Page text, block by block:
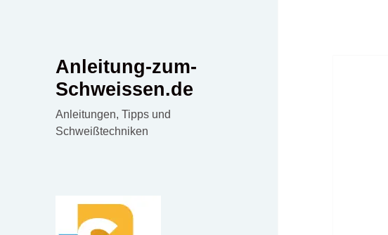
Anleitung-zum-
Schweissen.de
Anleitungen, Tipps und
Schweißtechniken